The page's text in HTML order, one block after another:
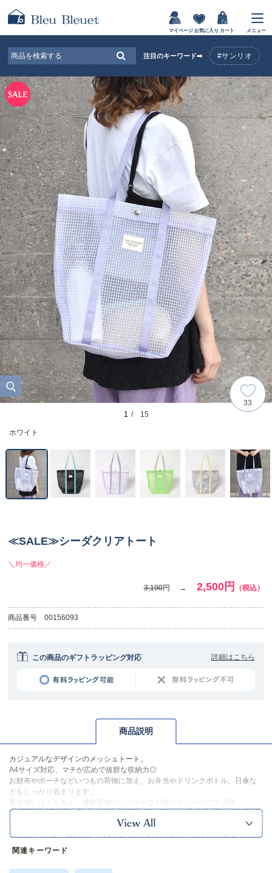
マイページ お気に入り カート メニュー
注目のキーワード➡ #サンリオ
ホワイト
1 / 15
33
≪SALE≫シーダクリアトート
＼均一価格／
3,190円 2,500円 （税込）
商品番号 00156093
この商品のギフトラッピング対応 詳細はこちら
商品説明
カジュアルなデザインのメッシュトート。
A4サイズ対応、マチが広めで抜群な収納力◎
お財布やポーチなどいつもの荷物に加え、お弁当やドリンクボトル、日傘な
どもしっかり収まります。
普段使いはもちろん、通勤通学やレジャーなど様々なシーンで大活躍。
カラーはブラック・ホワイト・イエロー・シルバーの4色展開、シンプルなが
らカラフルな配色がコーデのアクセントにぴったりです。
【ポケット】
内側：オープンポケット×1
※実物の色味に近づけて撮影していますが、ご使用の端末やモニター環境に
関連キーワード